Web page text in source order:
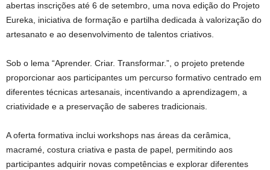
abertas inscrições até 6 de setembro, uma nova edição do Projeto
Eureka, iniciativa de formação e partilha dedicada à valorização do
artesanato e ao desenvolvimento de talentos criativos.
Sob o lema “Aprender. Criar. Transformar.”, o projeto pretende
proporcionar aos participantes um percurso formativo centrado em
diferentes técnicas artesanais, incentivando a aprendizagem, a
criatividade e a preservação de saberes tradicionais.
A oferta formativa inclui workshops nas áreas da cerâmica,
macramé, costura criativa e pasta de papel, permitindo aos
participantes adquirir novas competências e explorar diferentes